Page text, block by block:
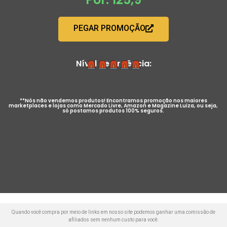
PEGAR PROMOÇÃO
Nível de Urgência:
**Nós não vendemos produtos! Encontramos promoção nos maiores
marketplaces e lojas como Mercado Livre, Amazon e Magazine Luiza, ou seja,
só postamos produtos 100% seguros.
Quando você compra por meio de links em nosso site podemos ganhar uma comissão de
afiliados sem nenhum custo para você.